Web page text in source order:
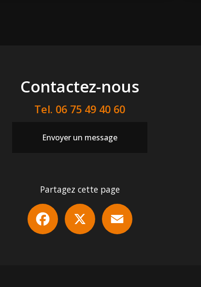
Contactez-nous
Tel. 06 75 49 40 60
Envoyer un message
Partagez cette page
Facebook